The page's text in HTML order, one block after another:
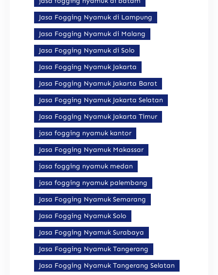
Jasa Fogging Nyamuk di Lampung
Jasa Fogging Nyamuk di Malang
Jasa Fogging Nyamuk di Solo
Jasa Fogging Nyamuk Jakarta
Jasa Fogging Nyamuk Jakarta Barat
Jasa Fogging Nyamuk Jakarta Selatan
Jasa Fogging Nyamuk Jakarta Timur
jasa fogging nyamuk kantor
Jasa Fogging Nyamuk Makassar
jasa fogging nyamuk medan
jasa fogging nyamuk palembang
Jasa Fogging Nyamuk Semarang
Jasa Fogging Nyamuk Solo
Jasa Fogging Nyamuk Surabaya
Jasa Fogging Nyamuk Tangerang
Jasa Fogging Nyamuk Tangerang Selatan